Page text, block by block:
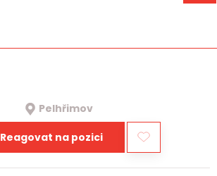
Pelhřimov
Reagovat na pozici